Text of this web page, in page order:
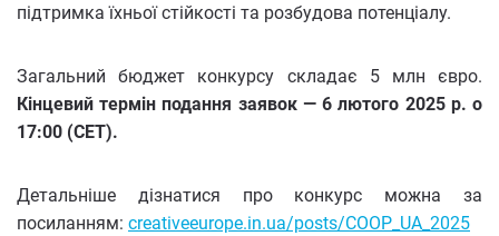
підтримка їхньої стійкості та розбудова потенціалу.
Загальний бюджет конкурсу складає 5 млн євро.
Кінцевий термін подання заявок — 6 лютого 2025 р. о
17:00 (CET).
Детальніше дізнатися про конкурс можна за
посиланням: creativeeurope.in.ua/posts/COOP_UA_2025